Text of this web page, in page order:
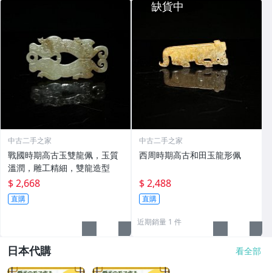
中古二手之家
戰國時期高古玉雙龍佩，玉質
溫潤，雕工精細，雙龍造型
$ 2,668
直購
中古二手之家
西周時期高古和田玉龍形佩
$ 2,488
直購
近期銷量 1 件
日本代購 看全部